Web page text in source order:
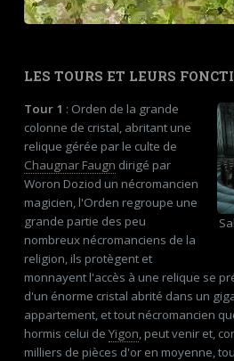
LES TOURS ET LEURS
Tour 1 : Orden de la grande
colonne de cristal, abritant une
relique gérée par le culte de
Chaugnar Faugn dirigé par
Woron Doziod un nécromancien
magicien, l'Orden regroupe une
grande partie des peu
nombreux nécromanciens de la
religion, ils protègent et
monnayent l'accès à une relique se
d'un énorme cristal abrité dans un
appartement, et tout nécromancien
hormis celui de Yigon , peut venir et,
milliers de pièces d'or en moyenne,